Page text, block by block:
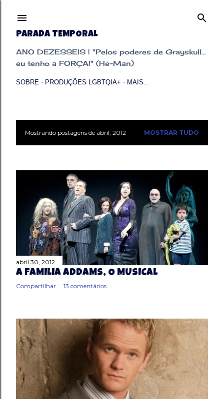
PARADA TEMPORAL
ANO DEZESSEIS | "Pelos poderes de Grayskull...
eu tenho a FORÇA!" (He-Man)
SOBRE PRODUÇÕES LGBTQIA+ MAIS…
P
e
n
Mostrando postagens de abril, 2012 MOSTRAR TUDO
abril 30, 2012
A FAMÍLIA ADDAMS, O MUSICAL
Compartilhar 13 comentários